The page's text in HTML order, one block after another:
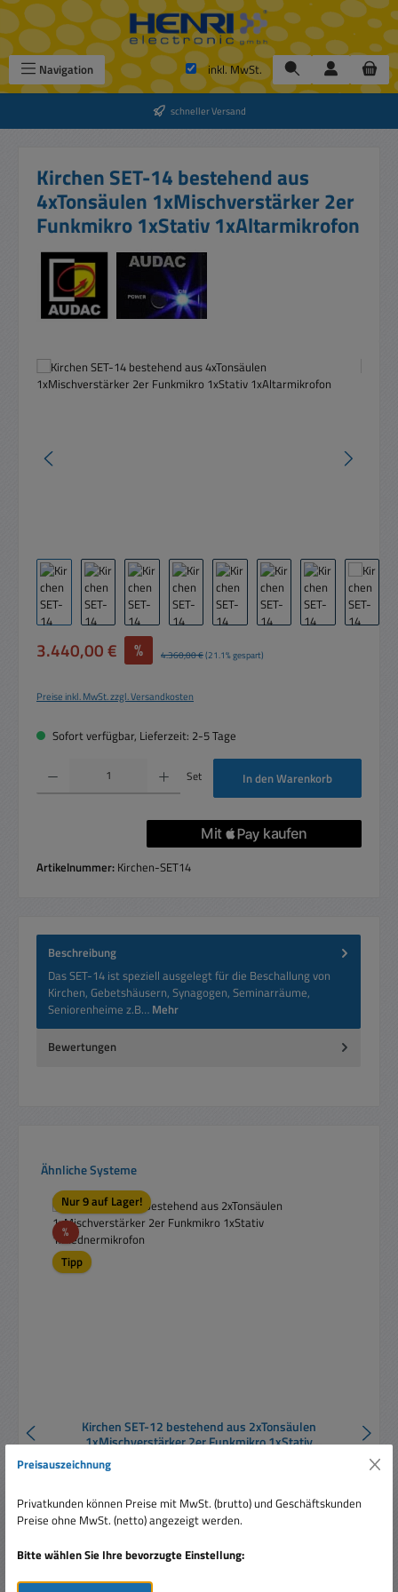
Zum Hauptinhalt springen
Navigation inkl. MwSt.
schneller Versand
Kirchen SET-14 bestehend aus
4xTonsäulen 1xMischverstärker 2er
Funkmikro 1xStativ 1xAltarmikrofon
Bildergalerie überspringen
Verkaufspreis:
3.440,00 € % Regulärer Preis:
4.360,00 €(21.1% gespart)
Preise inkl. MwSt. zzgl. Versandkosten
Sofort verfügbar, Lieferzeit: 2-5 Tage
Produkt Anzahl: Gib den gewünschten Wert ein oder benutze die Schaltflächen um
Set In den Warenkorb
Artikelnummer: Kirchen-SET14
Beschreibung
Das SET-14 ist speziell ausgelegt für die Beschallung von
Kirchen, Gebetshäusern, Synagogen, Seminarräume,
Seniorenheime z.B… Mehr
Bewertungen
Produktgalerie überspringen
Ähnliche Systeme
Nur 9 auf Lager!
%Rabatt
Tipp
Kirchen SET-12 bestehend aus 2xTonsäulen
1xMischverstärker 2er Funkmikro 1xStativ
Verkaufspreis:
2.130,00 €
Preisauszeichnung
Privatkunden können Preise mit MwSt. (brutto) und Geschäftskunden
Preise ohne MwSt. (netto) angezeigt werden.
Bitte wählen Sie Ihre bevorzugte Einstellung: